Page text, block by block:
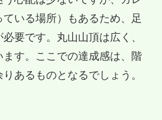
いる場所）もあるため、足
要です。丸山山頂は広く、
す。ここでの達成感は、階
あるものとなるでしょう。